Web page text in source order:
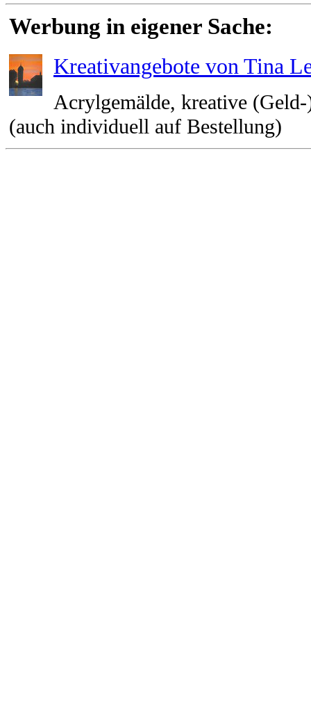
Werbung in eigener Sache:
Kreativangebote von Tina
Acrylgemälde, kreative
(auch individuell auf Bestellung)